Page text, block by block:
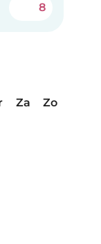
8
Za
Zo